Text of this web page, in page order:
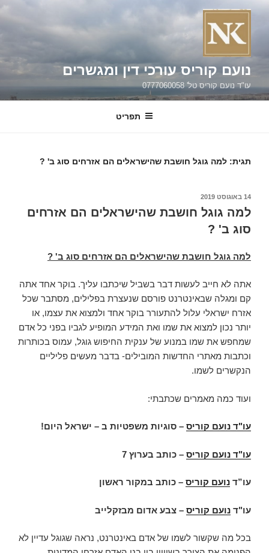
דילוג
נועם קוריס עורכי דין ומגשרים
עו"ד נועם קוריס טל' 0777060058
תפריט
תגית: למה גוגל חושבת שהישראלים הם אזרחים סוג ב' ?
פורסם
14 באוגוסט 2019
למה גוגל חושבת שהישראלים הם אזרחים
סוג ב' ?
למה גוגל חושבת שהישראלים הם אזרחים סוג ב' ?
אתה לא חייב לעשות דבר בשביל שיכתבו עליך. בוקר אחד אתה
קם ומגלה שבאינטרנט פורסם שנעצרת בפלילים, מסתבר שכל
אזרח ישראלי עלול להתעורר בוקר אחד ולמצוא את עצמו, או
יותר נכון למצוא את שמו ואת המידע המופיע לגביו בפני כל אדם
שמחפש את שמו במנוע של ענקית החיפוש גוגל, עמוס בכותרות
וכתבות מאתרי החדשות המובילים- בדבר מעשים פליליים
הנקשרים לשמו.
ועוד כמה מאמרים שכתבתי:
עו"ד נועם קוריס – סוגיות משפטיות ב – ישראל היום!
עו"ד נועם קוריס – כותב בערוץ 7
עו”ד נועם קוריס – כותב במקור ראשון
עו"ד נועם קוריס – צבע אדום מבזקלייב
בכל מה שקשור לשמו של אדם באינטרנט, נראה שגוגל עדיין לא